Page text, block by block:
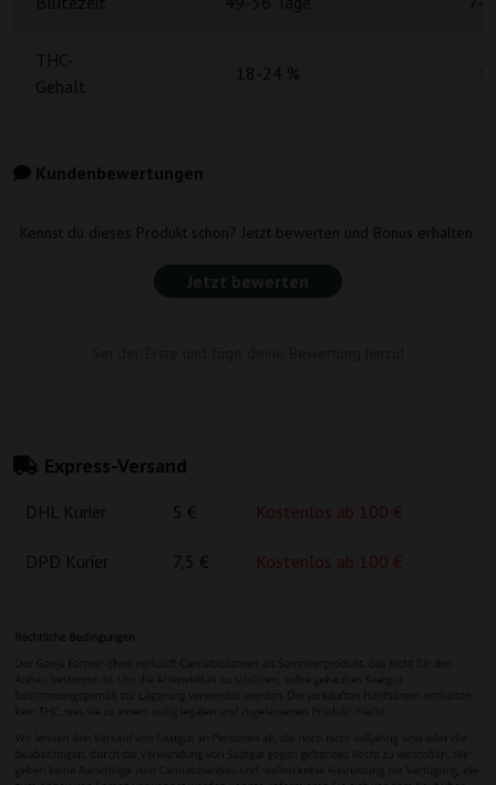
THC-
Gehalt
18-24 %
Kundenbewertungen
Kennst du dieses Produkt schon? Jetzt bewerten und Bonus erhalten.
Jetzt bewerten
Express-Versand
DHL Kurier 5 € Kostenlos ab 100 €
DPD Kurier 7,5 € Kostenlos ab 100 €